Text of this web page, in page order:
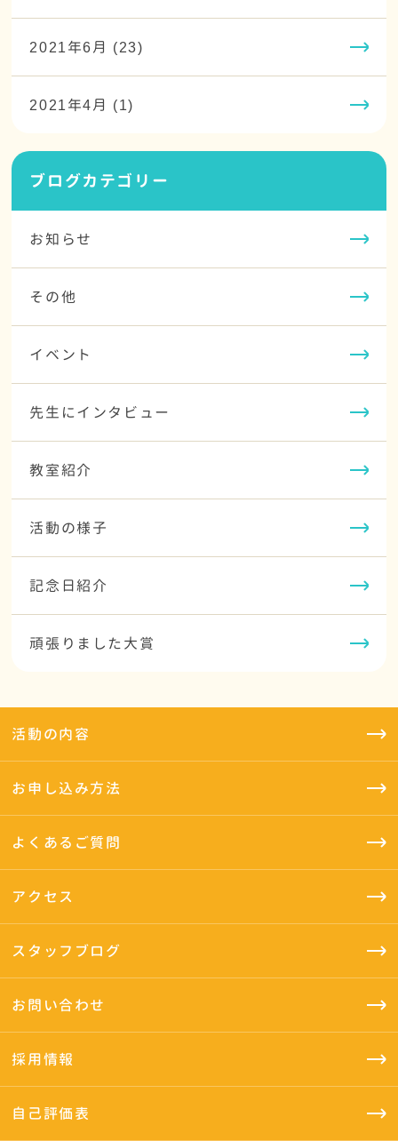
2021年6月 (23)
2021年4月 (1)
ブログカテゴリー
お知らせ
その他
イベント
先生にインタビュー
教室紹介
活動の様子
記念日紹介
頑張りました大賞
活動の内容
お申し込み方法
よくあるご質問
アクセス
スタッフブログ
お問い合わせ
採用情報
自己評価表